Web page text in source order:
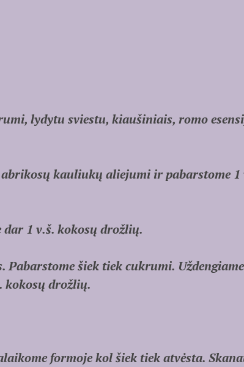
lydytu sviestu, kiaušiniais, romo
kauliukų aliejumi ir pabarstome 1
dar 1 v.š. kokosų drožlių.
Pabarstome šiek tiek cukrumi.
kokosų drožlių.
formoje kol šiek tiek atvėsta.